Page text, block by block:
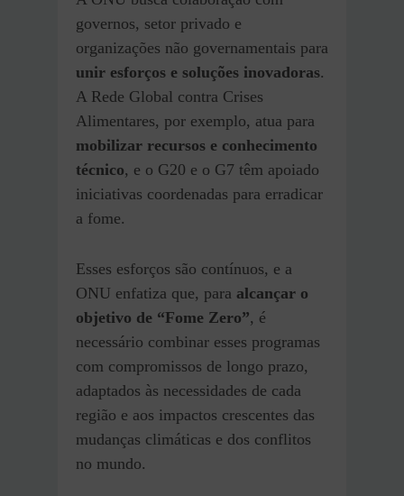
governos, setor privado e
organizações não governamentais para
unir esforços e soluções inovadoras.
A Rede Global contra Crises
Alimentares, por exemplo, atua para
mobilizar recursos e conhecimento
técnico, e o G20 e o G7 têm apoiado
iniciativas coordenadas para erradicar
a fome.
Esses esforços são contínuos, e a
ONU enfatiza que, para alcançar o
objetivo de “Fome Zero”, é
necessário combinar esses programas
com compromissos de longo prazo,
adaptados às necessidades de cada
região e aos impactos crescentes das
mudanças climáticas e dos conflitos
no mundo.